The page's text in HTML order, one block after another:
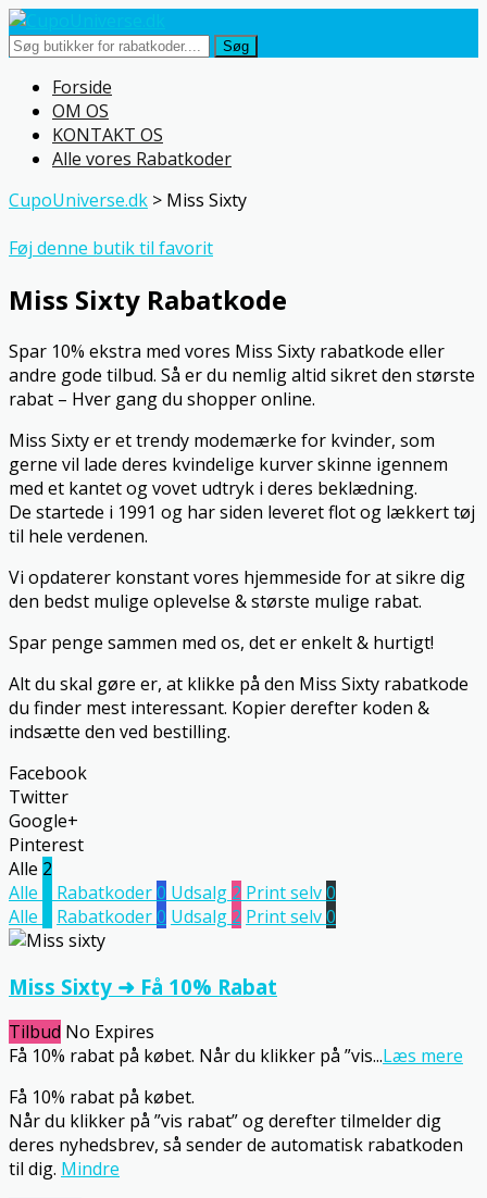
Søg
Skip
content
Forside
OM OS
KONTAKT OS
Alle vores Rabatkoder
CupoUniverse.dk > Miss Sixty
Føj denne butik til favorit
Miss Sixty Rabatkode
Spar 10% ekstra med vores Miss Sixty rabatkode eller
andre gode tilbud. Så er du nemlig altid sikret den største
rabat – Hver gang du shopper online.
Miss Sixty er et trendy modemærke for kvinder, som
gerne vil lade deres kvindelige kurver skinne igennem
med et kantet og vovet udtryk i deres beklædning.
De startede i 1991 og har siden leveret flot og lækkert tøj
til hele verdenen.
Vi opdaterer konstant vores hjemmeside for at sikre dig
den bedst mulige oplevelse & største mulige rabat.
Spar penge sammen med os, det er enkelt & hurtigt!
Alt du skal gøre er, at klikke på den Miss Sixty rabatkode
du finder mest interessant. Kopier derefter koden &
indsætte den ved bestilling.
Facebook
Twitter
Google+
Pinterest
Alle 2
Alle
Rabatkoder0 Udsalg 2 Print selv0
Alle
Rabatkoder0 Udsalg 2 Print selv0
Miss Sixty ➜ Få 10% Rabat
Tilbud No Expires
Få 10% rabat på købet. Når du klikker på ”vis...Læs mere
Få 10% rabat på købet.
Når du klikker på ”vis rabat” og derefter tilmelder dig
deres nyhedsbrev, så sender de automatisk rabatkoden
til dig. Mindre